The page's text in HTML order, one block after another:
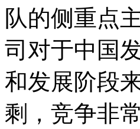
队的侧重点
司对于中国
和发展阶段
剩，竞争非